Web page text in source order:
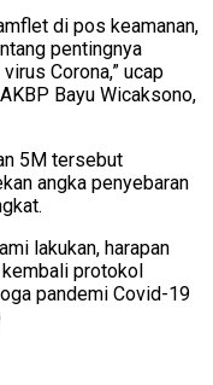
di pos keamanan,
pentingnya
Corona,” ucap
Bayu Wicaksono,
5M tersebut
angka penyebaran
lakukan, harapan
protokol
pandemi Covid-19